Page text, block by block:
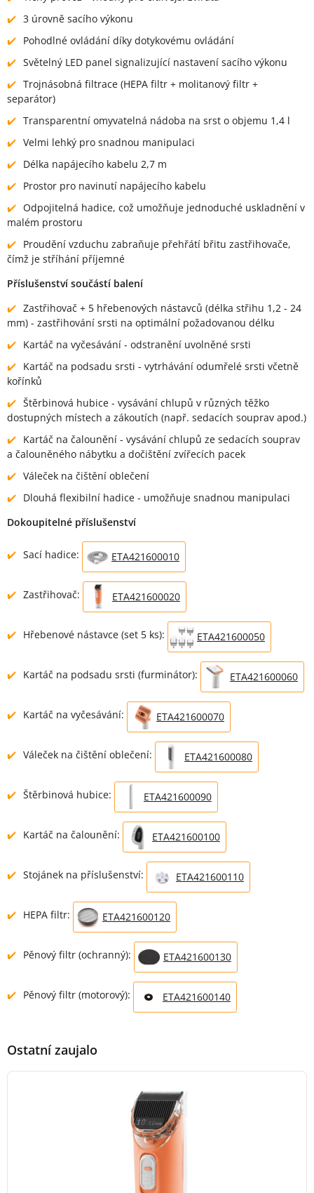
3 úrovně sacího výkonu
Pohodlné ovládání díky dotykovému ovládání
Světelný LED panel signalizující nastavení sacího výkonu
Trojnásobná filtrace (HEPA filtr + molitanový filtr +
separátor)
Transparentní omyvatelná nádoba na srst o objemu 1,4 l
Velmi lehký pro snadnou manipulaci
Délka napájecího kabelu 2,7 m
Prostor pro navinutí napájecího kabelu
Odpojitelná hadice, což umožňuje jednoduché uskladnění v
malém prostoru
Proudění vzduchu zabraňuje přehřátí břitu zastřihovače,
čímž je stříhání příjemné
Příslušenství součástí balení
Zastřihovač + 5 hřebenových nástavců (délka střihu 1,2 - 24
mm) - zastřihování srsti na optimální požadovanou délku
Kartáč na vyčesávání - odstranění uvolněné srsti
Kartáč na podsadu srsti - vytrhávání odumřelé srsti včetně
kořínků
Štěrbinová hubice - vysávání chlupů v různých těžko
dostupných místech a zákoutích (např. sedacích souprav apod.)
Kartáč na čalounění - vysávání chlupů ze sedacích souprav
a čalouněného nábytku a dočištění zvířecích pacek
Váleček na čištění oblečení
Dlouhá flexibilní hadice - umožňuje snadnou manipulaci
Dokoupitelné příslušenství
Sací hadice: ETA421600010
Zastřihovač: ETA421600020
Hřebenové nástavce (set 5 ks): ETA421600050
Kartáč na podsadu srsti (furminátor): ETA421600060
Kartáč na vyčesávání: ETA421600070
Váleček na čištění oblečení: ETA421600080
Štěrbinová hubice: ETA421600090
Kartáč na čalounění: ETA421600100
Stojánek na příslušenství: ETA421600110
HEPA filtr: ETA421600120
Pěnový filtr (ochranný): ETA421600130
Pěnový filtr (motorový): ETA421600140
Ostatní zaujalo